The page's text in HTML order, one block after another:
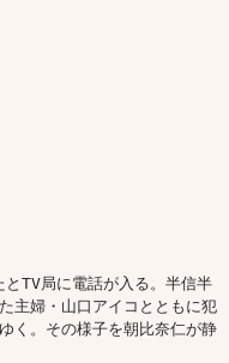
TV局に電話が入る。半信半
主婦・山口アイコとともに犯
く。その様子を朝比奈仁が静